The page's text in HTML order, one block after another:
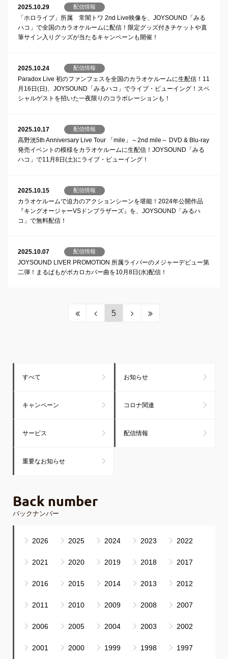
2025.10.29 配信情報
「ホロライブ」所属 常闇トワ 2nd Live映像を、JOYSOUND「みる
ハコ」で全国のカラオケルームに配信！限定グッズ付きチケットや直
筆サイン入りグッズが当たるキャンペーンも開催！
2025.10.24 配信情報
Paradox Live 初のファンフェスを全国のカラオケルームに生配信！11
月16日(日)、JOYSOUND「みるハコ」でライブ・ビューイング！スペ
シャルゲストを招いた一夜限りのコラボレーションも！
2025.10.17 配信情報
高野洸5th Anniversary Live Tour 「mile」～2nd mile～ DVD & Blu-ray
発売イベントの模様をカラオケルームに生配信！JOYSOUND「みる
ハコ」で11月8日(土)にライブ・ビューイング！
2025.10.15 配信情報
カラオケルームで迫力のアクションシーンを堪能！2024年公開作品
『キングオージャーVSドンブラザーズ』を、JOYSOUND「みるハ
コ」で無料配信！
2025.10.07 配信情報
JOYSOUND LIVER PROMOTION 所属ライバーのメジャーデビュー第
二弾！まるぱもがボカロカバー曲を10月8日(水)配信！
5
すべて お知らせ
キャンペーン コロナ関連
サービス 配信情報
重要なお知らせ
Back number
バックナンバー
2026 2025 2024 2023 2022
2021 2020 2019 2018 2017
2016 2015 2014 2013 2012
2011 2010 2009 2008 2007
2006 2005 2004 2003 2002
2001 2000 1999 1998 1997